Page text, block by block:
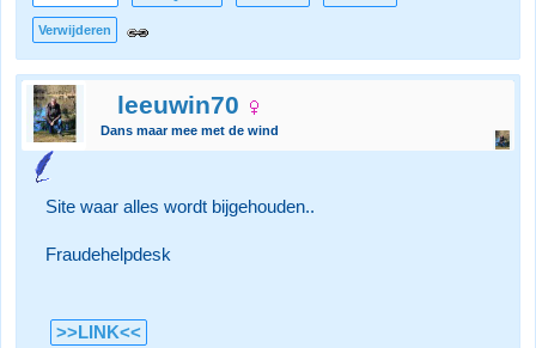
Verwijderen
leeuwin70
Dans maar mee met de wind
Site waar alles wordt bijgehouden..
Fraudehelpdesk
>>LINK<<